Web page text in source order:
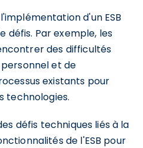
d'un ESB
défis. Par exemple, les
des difficultés
et de
existants pour
technologies.
défis techniques liés à la
de l'ESB pour